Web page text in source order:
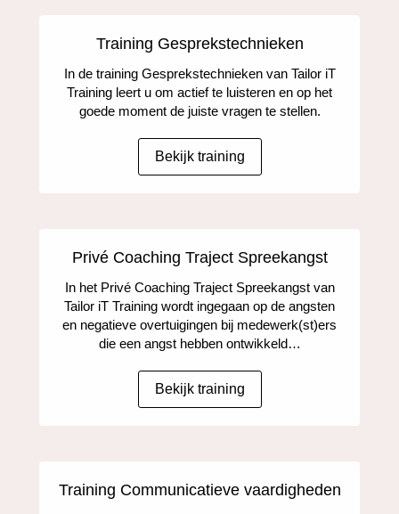
Training Gesprekstechnieken
In de training Gesprekstechnieken van Tailor iT
Training leert u om actief te luisteren en op het
goede moment de juiste vragen te stellen.
Bekijk training
Privé Coaching Traject Spreekangst
In het Privé Coaching Traject Spreekangst van
Tailor iT Training wordt ingegaan op de angsten
en negatieve overtuigingen bij medewerk(st)ers
die een angst hebben ontwikkeld…
Bekijk training
Training Communicatieve vaardigheden